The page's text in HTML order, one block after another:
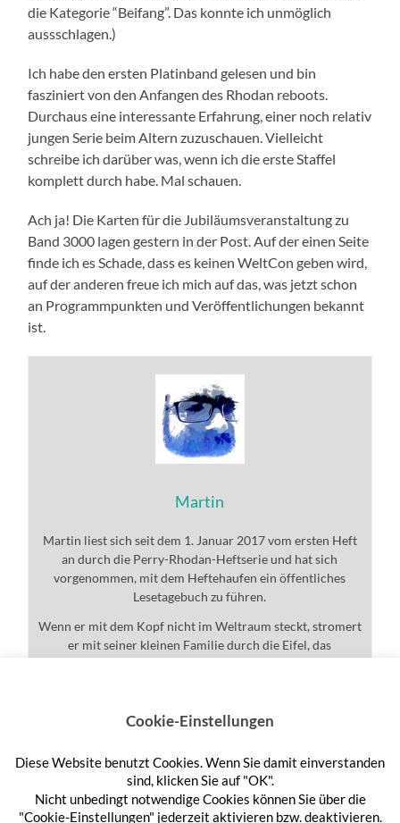
die Kategorie “Beifang”. Das konnte ich unmöglich
aussschlagen.)
Ich habe den ersten Platinband gelesen und bin
fasziniert von den Anfangen des Rhodan reboots.
Durchaus eine interessante Erfahrung, einer noch relativ
jungen Serie beim Altern zuzuschauen. Vielleicht
schreibe ich darüber was, wenn ich die erste Staffel
komplett durch habe. Mal schauen.
Ach ja! Die Karten für die Jubiläumsveranstaltung zu
Band 3000 lagen gestern in der Post. Auf der einen Seite
finde ich es Schade, dass es keinen WeltCon geben wird,
auf der anderen freue ich mich auf das, was jetzt schon
an Programmpunkten und Veröffentlichungen bekannt
ist.
Martin
Martin liest sich seit dem 1. Januar 2017 vom ersten Heft
an durch die Perry-Rhodan-Heftserie und hat sich
vorgenommen, mit dem Heftehaufen ein öffentliches
Lesetagebuch zu führen.
Wenn er mit dem Kopf nicht im Weltraum steckt, stromert
er mit seiner kleinen Familie durch die Eifel, das
Anmelden
Cookie-Einstellungen
Diese Website benutzt Cookies. Wenn Sie damit einverstanden
sind, klicken Sie auf "OK".
Nicht unbedingt notwendige Cookies können Sie über die
"Cookie-Einstellungen" jederzeit aktivieren bzw. deaktivieren.